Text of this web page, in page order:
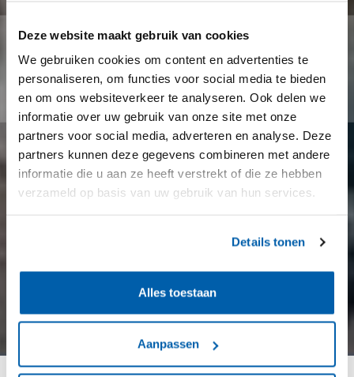
Deze website maakt gebruik van cookies
We gebruiken cookies om content en advertenties te
personaliseren, om functies voor social media te bieden
en om ons websiteverkeer te analyseren. Ook delen we
informatie over uw gebruik van onze site met onze
partners voor social media, adverteren en analyse. Deze
partners kunnen deze gegevens combineren met andere
informatie die u aan ze heeft verstrekt of die ze hebben
verzameld op basis van uw gebruik van hun services.
Details tonen
Alles toestaan
Aanpassen